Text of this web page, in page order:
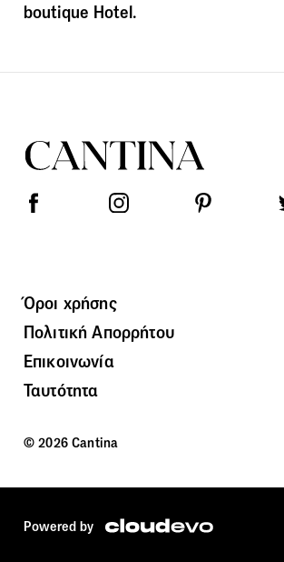
boutique Hotel.
Όροι χρήσης
Πολιτική Απορρήτου
Επικοινωνία
Ταυτότητα
© 2026 Cantina
Powered by